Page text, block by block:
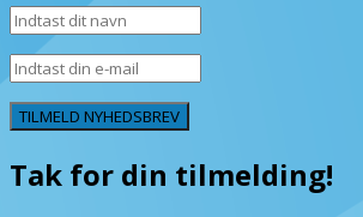
TILMELD NYHEDSBREV
Tak for din tilmelding!